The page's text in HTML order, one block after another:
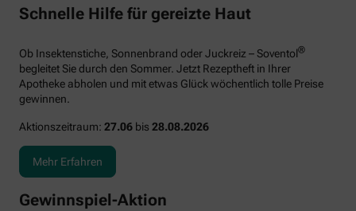
Schnelle Hilfe für gereizte Haut
Ob Insektenstiche, Sonnenbrand oder Juckreiz – Soventol®
begleitet Sie durch den Sommer. Jetzt Rezeptheft in Ihrer
Apotheke abholen und mit etwas Glück wöchentlich tolle Preise
gewinnen.
Aktionszeitraum: 27.06 bis 28.08.2026
Mehr Erfahren
Gewinnspiel-Aktion